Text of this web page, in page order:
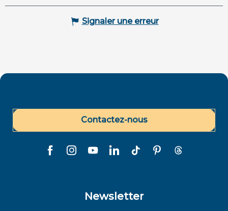
Signaler une erreur
Contactez-nous
Newsletter